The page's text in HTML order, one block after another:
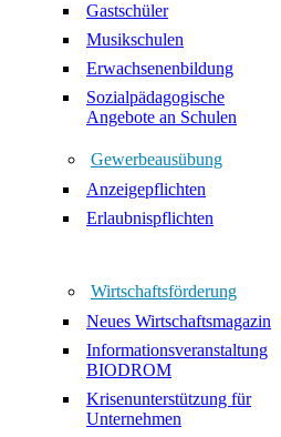
Gastschüler
Musikschulen
Erwachsenenbildung
Sozialpädagogische
Angebote an Schulen
Gewerbeausübung
Anzeigepflichten
Erlaubnispflichten
Wirtschaftsförderung
Neues Wirtschaftsmagazin
Informationsveranstaltung
BIODROM
Krisenunterstützung für
Unternehmen